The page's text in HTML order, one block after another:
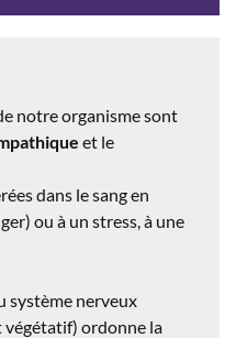
notre organisme sont
et le
dans le sang en
ou à un stress, à une
système nerveux
végétatif) ordonne la